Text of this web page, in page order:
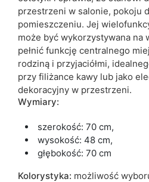
przestrzeni w salonie, pokoju
pomieszczeniu. Jej
może być wykorzystywana na
pełnić funkcję centralnego
rodziną i przyjaciółmi,
przy filiżance kawy lub jako
dekoracyjny w przestrzeni.
Wymiary:
szerokość: 70 cm,
wysokość: 48 cm,
głębokość: 70 cm
Kolorystyka: możliwość